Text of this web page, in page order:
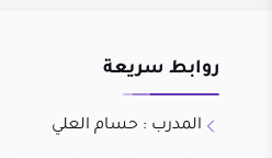
روابط سريعة
المدرب : حسام العلي